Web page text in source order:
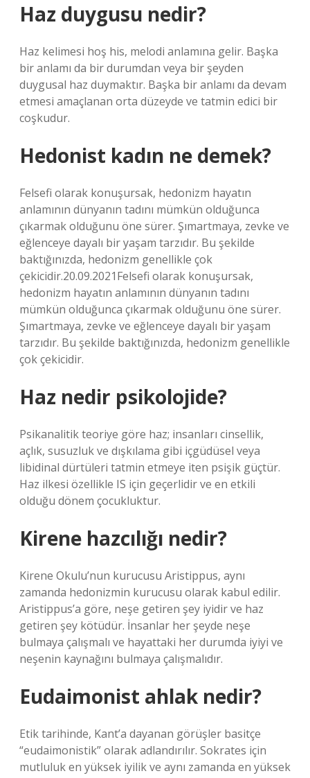
Haz duygusu nedir?
Haz kelimesi hoş his, melodi anlamına gelir. Başka
bir anlamı da bir durumdan veya bir şeyden
duygusal haz duymaktır. Başka bir anlamı da devam
etmesi amaçlanan orta düzeyde ve tatmin edici bir
coşkudur.
Hedonist kadın ne demek?
Felsefi olarak konuşursak, hedonizm hayatın
anlamının dünyanın tadını mümkün olduğunca
çıkarmak olduğunu öne sürer. Şımartmaya, zevke ve
eğlenceye dayalı bir yaşam tarzıdır. Bu şekilde
baktığınızda, hedonizm genellikle çok
çekicidir.20.09.2021Felsefi olarak konuşursak,
hedonizm hayatın anlamının dünyanın tadını
mümkün olduğunca çıkarmak olduğunu öne sürer.
Şımartmaya, zevke ve eğlenceye dayalı bir yaşam
tarzıdır. Bu şekilde baktığınızda, hedonizm genellikle
çok çekicidir.
Haz nedir psikolojide?
Psikanalitik teoriye göre haz; insanları cinsellik,
açlık, susuzluk ve dışkılama gibi içgüdüsel veya
libidinal dürtüleri tatmin etmeye iten psişik güçtür.
Haz ilkesi özellikle IS için geçerlidir ve en etkili
olduğu dönem çocukluktur.
Kirene hazcılığı nedir?
Kirene Okulu’nun kurucusu Aristippus, aynı
zamanda hedonizmin kurucusu olarak kabul edilir.
Aristippus’a göre, neşe getiren şey iyidir ve haz
getiren şey kötüdür. İnsanlar her şeyde neşe
bulmaya çalışmalı ve hayattaki her durumda iyiyi ve
neşenin kaynağını bulmaya çalışmalıdır.
Eudaimonist ahlak nedir?
Etik tarihinde, Kant’a dayanan görüşler basitçe
“eudaimonistik” olarak adlandırılır. Sokrates için
mutluluk en yüksek iyilik ve aynı zamanda en yüksek